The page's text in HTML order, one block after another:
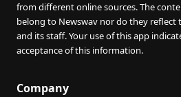
from different online sources. The
belong to Newswav nor do they reflect
and its staff. Your use of this app
acceptance of this information.
Company